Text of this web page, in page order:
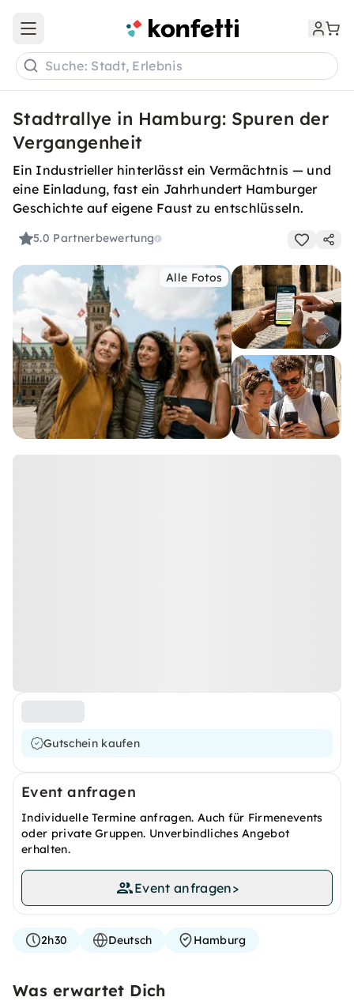
Open main menu
Suche: Stadt, Erlebnis
Stadtrallye in Hamburg: Spuren der
Vergangenheit
Ein Industrieller hinterlässt ein Vermächtnis — und
eine Einladung, fast ein Jahrhundert Hamburger
Geschichte auf eigene Faust zu entschlüsseln.
5.0 Partnerbewertung
Alle Fotos
Gutschein kaufen
Event anfragen
Individuelle Termine anfragen. Auch für Firmenevents
oder private Gruppen. Unverbindliches Angebot
erhalten.
Event anfragen>
2h30 Deutsch Hamburg
Was erwartet Dich